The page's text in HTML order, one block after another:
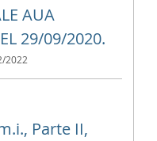
AUA
29/09/2020.
2022
Parte II,